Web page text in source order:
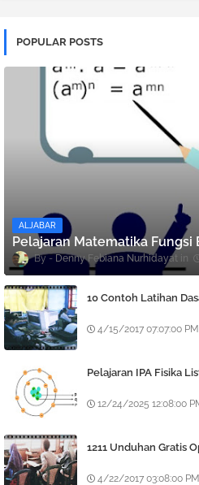
POPULAR POSTS
ALJABAR
Pelajaran Matematika Fungsi
Denny Febiana Nurhidayat
10 Contoh Latihan
4/15/2017 07:07:00 PM
Pelajaran IPA Fisika
12/24/2025 12:08:00
1211 Unduhan Gratis
4/22/2017 03:08:00 PM